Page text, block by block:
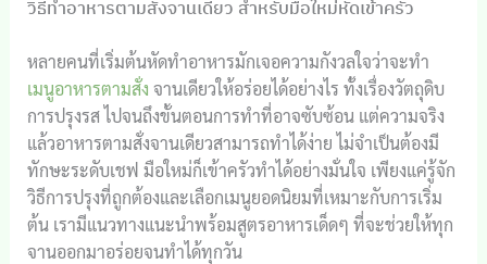
วิธีทำอาหารตามสั่งจานเดียว สำหรับมือใหม่หัดเข้าครัว
หลายคนที่เริ่มต้นหัดทำอาหารมักเจอความกังวลใจว่าจะทำ
เมนูอาหารตามสั่ง จานเดียวให้อร่อยได้อย่างไร ทั้งเรื่องวัตถุดิบ
การปรุงรส ไปจนถึงขั้นตอนการทำที่อาจซับซ้อน แต่ความจริง
แล้วอาหารตามสั่งจานเดียวสามารถทำได้ง่าย ไม่จำเป็นต้องมี
ทักษะระดับเชฟ มือใหม่ก็เข้าครัวทำได้อย่างมั่นใจ เพียงแค่รู้จัก
วิธีการปรุงที่ถูกต้องและเลือกเมนูยอดนิยมที่เหมาะกับการเริ่ม
ต้น เรามีแนวทางแนะนำพร้อมสูตรอาหารเด็ดๆ ที่จะช่วยให้ทุก
จานออกมาอร่อยจนทำได้ทุกวัน